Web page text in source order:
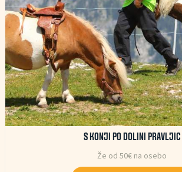
S KONJI PO DOLINI PRAVLJIC
Že od 50€ na osebo